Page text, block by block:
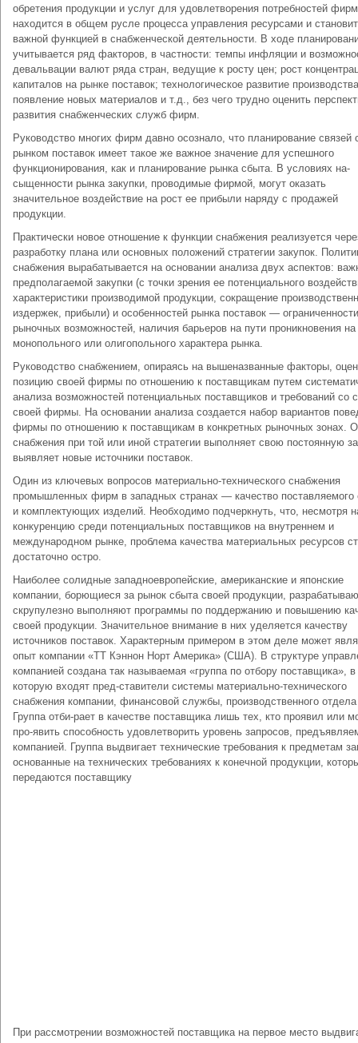
обретения продукции и услуг для удовлетворения потребностей
находится в общем русле процесса управления ресурсами и
важной функцией в снабженческой деятельности. В ходе
учитывается ряд факторов, в частности: темпы инфляции и
девальвации валют ряда стран, ведущие к росту цен; рост
капиталов на рынке поставок; технологическое развитие
появление новых материалов и т.д., без чего трудно оценить
развития снабженческих служб фирм.
Руководство многих фирм давно осознало, что планирование свя­зей
рынком поставок имеет такое же важное значение для успешного
функционирования, как и планирование рынка сбыта. В условиях на­
сыщенности рынка закупки, проводимые фирмой, могут оказать
значительное воздействие на рост ее прибыли наряду с продажей
продукции.
Практически новое отношение к функции снабжения реализует­ся
разработку плана или основных положений стратегии заку­пок.
снабжения вырабатывается на основании анализа двух аспектов:
предполагаемой закупки (с точки зрения ее потенциального
характеристики производимой про­дукции, сокращение
издержек, прибыли) и осо­бенностей рынка поставок — ограниченности
рыночных возможно­стей, наличия барьеров на пути проникновения
моно­польного или олигопольного характера рынка.
Руководство снабжением, опираясь на вышеназванные факторы,
позицию своей фирмы по отношению к поставщикам путем
анализа возможностей потенциальных по­ставщиков и требований со
своей фирмы. На основании анализа создается набор вариантов
фирмы по отноше­нию к поставщикам в конкретных рыночных зонах.
снабже­ния при той или иной стратегии выполняет свою постоянную
выявляет новые источники поставок.
Один из ключевых вопросов материально-технического снабжения
промышленных фирм в западных странах — качество поставляемого
и комплектующих изделий. Необходимо подчеркнуть, что, не­смотря
конкуренцию среди потенциальных поставщиков на вну­треннем и
международном рынке, проблема качества материальных ресурсов
достаточно остро.
Наиболее солидные западноевропейские, американские и япон­ские
компании, борющиеся за рынок сбыта своей продукции,
скрупулезно выполняют программы по поддержанию и повышению
своей продукции. Значительное внимание в них уделяется качеству
источников поставок. Характерным приме­ром в этом деле может
опыт компании «ТТ Кэннон Норт Америка» (США). В структуре
компанией создана так называемая «группа по отбору поставщика», в
которую входят пред-ставители системы материально-технического
снабжения компании, финансовой службы, производственного
Группа отби-рает в качестве поставщика лишь тех, кто проявил или
про-явить способность удовлетворить уровень запросов,
компанией. Группа выдвигает технические требования к предметам
основанные на технических требованиях к конечной продук­ции,
передаются поставщику
При рассмотрении возможностей поставщика на первое место